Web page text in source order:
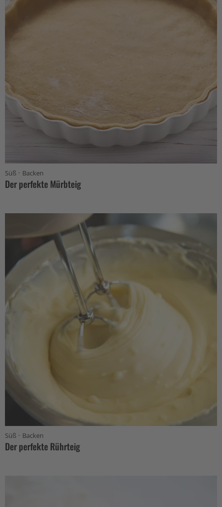
Süß · Backen
Der perfekte Mürbteig
Süß · Backen
Der perfekte Rührteig